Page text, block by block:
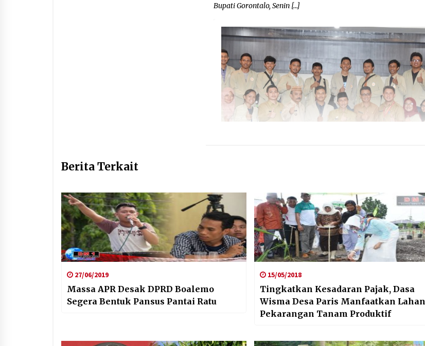
Bupati Gorontalo, Senin […]
Berita Terkait
27/06/2019
Massa APR Desak DPRD Boalemo
Segera Bentuk Pansus Pantai Ratu
15/05/2018
Tingkatkan Kesadaran Pajak, Dasa
Wisma Desa Paris Manfaatkan Lahan
Pekarangan Tanam Produktif